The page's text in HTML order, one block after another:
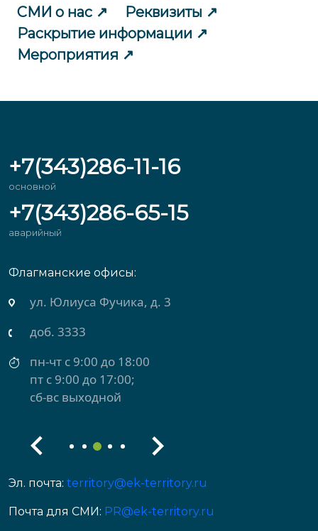
СМИ о нас
Реквизиты
Раскрытие информации
Мероприятия
+7(343)286-11-16
основной
+7(343)286-65-15
аварийный
Флагманские офисы:
ул. Михеева, д. 2
пн-чт с 9:00 до 18:00
пт с 9:00 до 17:00
Эл. почта: territory@ek-territory.ru
Почта для СМИ: PR@ek-territory.ru